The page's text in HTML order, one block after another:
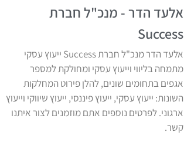
אלעד הדר - מנכ"ל חברת
Success
אלעד הדר מנכ"ל חברת Success ייעוץ עסקי
מתמחה בליווי וייעוץ עסקי ומחולקת למספר
אגפים בתחומים שונים, להלן פירוט המחלקות
השונות: ייעוץ עסקי, ייעוץ פיננסי, ייעוץ שיווקי וייעוץ
ארגוני. לפרטים נוספים אתם מוזמנים לצור איתנו
קשר.